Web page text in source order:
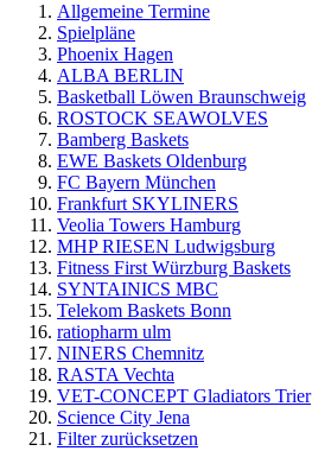
Allgemeine Termine
Spielpläne
Phoenix Hagen
ALBA BERLIN
Basketball Löwen Braunschweig
ROSTOCK SEAWOLVES
Bamberg Baskets
EWE Baskets Oldenburg
FC Bayern München
Frankfurt SKYLINERS
Veolia Towers Hamburg
MHP RIESEN Ludwigsburg
Fitness First Würzburg Baskets
SYNTAINICS MBC
Telekom Baskets Bonn
ratiopharm ulm
NINERS Chemnitz
RASTA Vechta
VET-CONCEPT Gladiators Trier
Science City Jena
Filter zurücksetzen